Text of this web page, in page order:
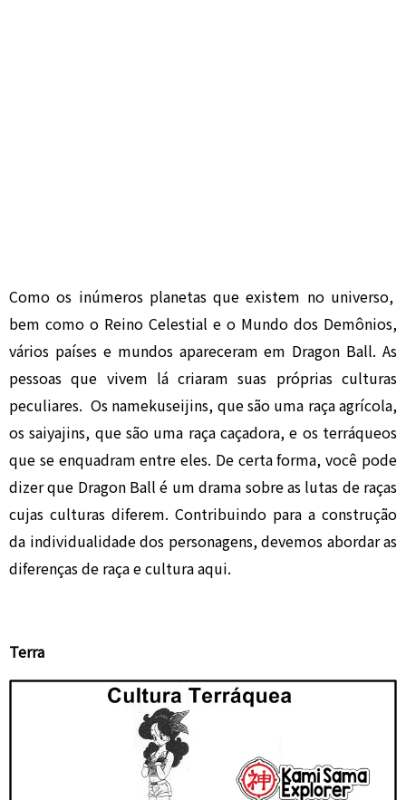
Como os inúmeros planetas que existem no universo,
bem como o Reino Celestial e o Mundo dos Demônios,
vários países e mundos apareceram em Dragon Ball. As
pessoas que vivem lá criaram suas próprias culturas
peculiares. Os namekuseijins, que são uma raça agrícola,
os saiyajins, que são uma raça caçadora, e os terráqueos
que se enquadram entre eles. De certa forma, você pode
dizer que Dragon Ball é um drama sobre as lutas de raças
cujas culturas diferem. Contribuindo para a construção
da individualidade dos personagens, devemos abordar as
diferenças de raça e cultura aqui.
Terra